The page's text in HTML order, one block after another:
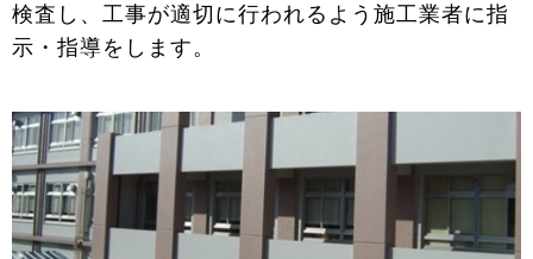
検査し、工事が適切に行われるよう施工業者に指
示・指導をします。